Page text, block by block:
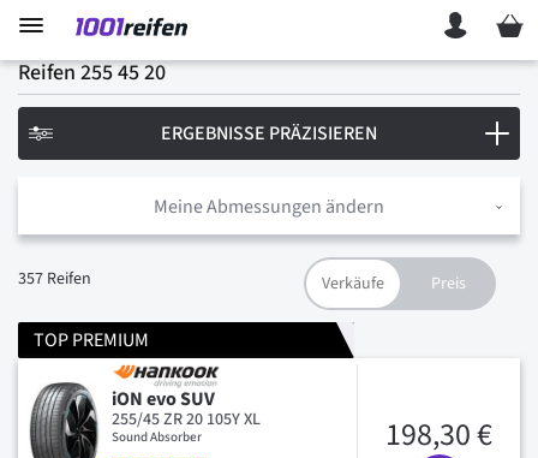
Mein
Reifen 255 45 20
Meine Abmessungen ändern
357 Reifen
TOP PREMIUM
iON evo SUV
255/45 ZR 20 105Y XL
Sound Absorber
198,30 €
ERGEBNISSE PRÄZISIEREN